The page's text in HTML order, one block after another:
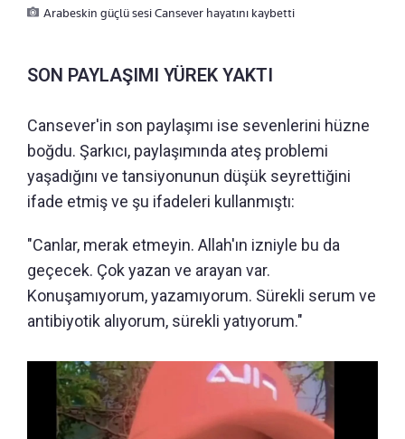
Arabeskin güçlü sesi Cansever hayatını kaybetti
SON PAYLAŞIMI YÜREK YAKTI
Cansever'in son paylaşımı ise sevenlerini hüzne
boğdu. Şarkıcı, paylaşımında ateş problemi
yaşadığını ve tansiyonunun düşük seyrettiğini
ifade etmiş ve şu ifadeleri kullanmıştı:
"Canlar, merak etmeyin. Allah'ın izniyle bu da
geçecek. Çok yazan ve arayan var.
Konuşamıyorum, yazamıyorum. Sürekli serum ve
antibiyotik alıyorum, sürekli yatıyorum."